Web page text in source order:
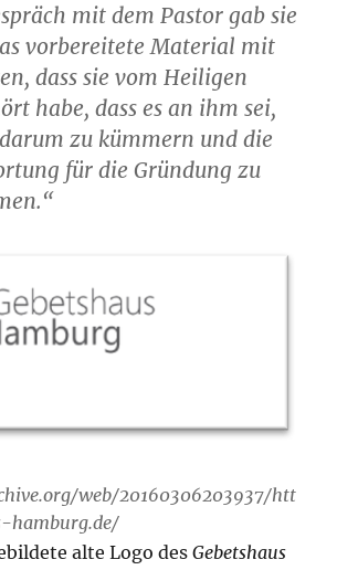
mit dem Pastor gab sie
vorbereitete Material mit
dass sie vom Heiligen
habe, dass es an ihm sei,
zu kümmern und die
für die Gründung zu
web/20160306203937/htt
hamburg.de/
alte Logo desGebetshaus